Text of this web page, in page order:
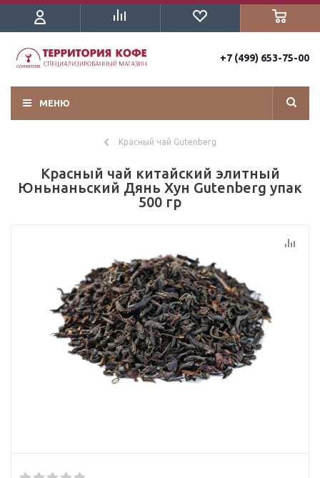
+7 (499) 653-75-00
МЕНЮ
Красный чай Gutenberg
Красный чай китайский элитный
Юньнаньский Дянь Хун Gutenberg упак
500 гр